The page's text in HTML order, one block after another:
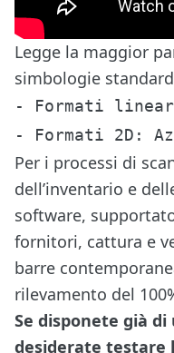
Legge la maggior
simbologie
- Formati
Per i processi di
dell’inventario e
software,
fornitori, cattura e
barre
rilevamento del
Se disponete già
desiderate testare